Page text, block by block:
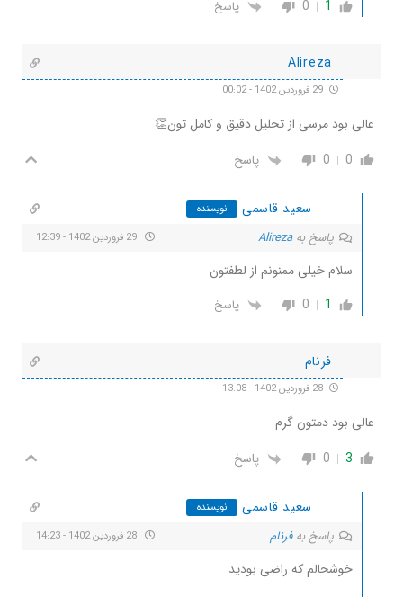
1
0 پاسخ
Alireza
عالی بود مرسی از تحلیل دقیق و کامل تون👏
0
0 پاسخ
سعید قاسمی نویسنده
پاسخ بهAlireza
سلام خیلی ممنونم از لطفتون
1
0 پاسخ
فرنام
عالی بود دمتون گرم
3
0 پاسخ
سعید قاسمی نویسنده
پاسخ بهفرنام
خوشحالم که راضی بودید